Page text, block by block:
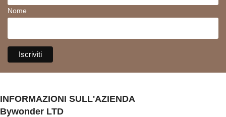
Nome
INFORMAZIONI SULL'AZIENDA
Bywonder LTD